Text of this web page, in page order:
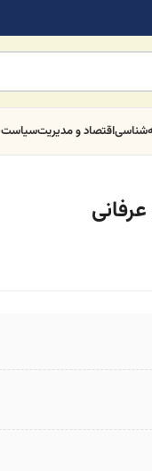
اقتصاد و مدیریتسیاست